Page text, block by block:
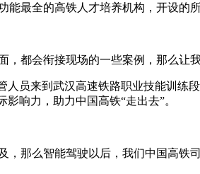
最全的高铁人才培养机构，开设的所
会衔接现场的一些案例，那么让
来到武汉高速铁路职业技能训练
响力，助力中国高铁“走出去”。
么智能驾驶以后，我们中国高铁